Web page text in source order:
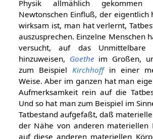
Physik allmählich
Newtonschen Einfluß, der eigentlich
wirksam ist, man hat verlernt,
auszusprechen. Einzelne Menschen
versucht, auf das Unmittelbare
hinzuweisen, Goethe im Großen,
zum Beispiel Kirchhoffin einer
Weise. Aber im ganzen hat man
Aufmerksamkeit rein auf die
Und so hat man zum Beispiel im
Tatbestand aufgefaßt, daß
der Nähe von anderen materiellen
auf diese anderen materiellen